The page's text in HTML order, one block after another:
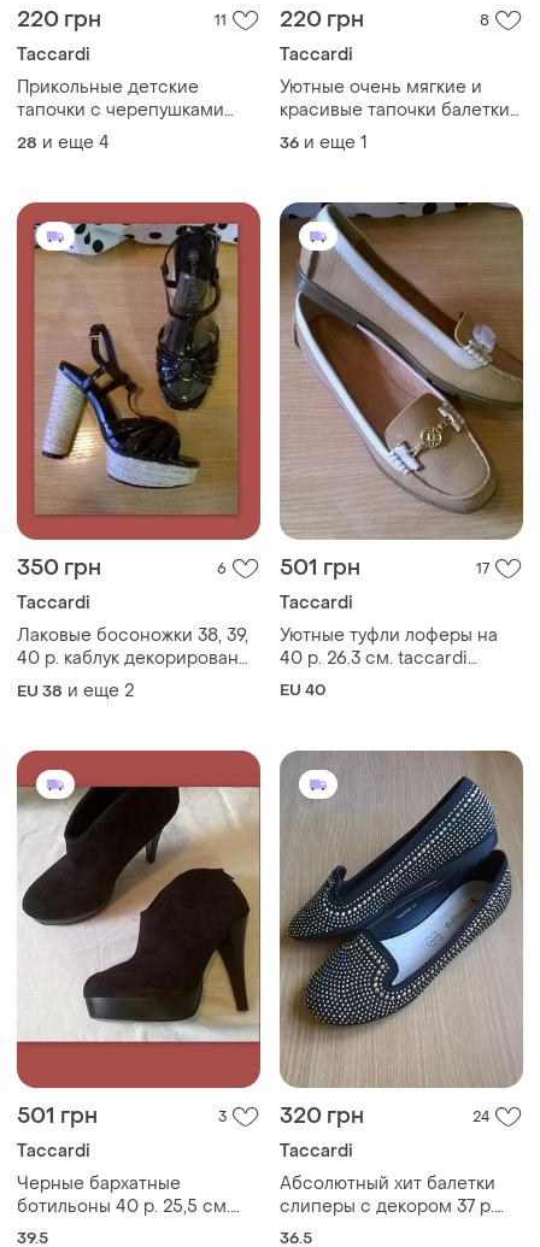
220 грн 11
Taccardi
Прикольные детские
тапочки с черепушками
t.taccardi
28 и еще 4
220 грн 8
Taccardi
Уютные очень мягкие и
красивые тапочки балетки
37 р.
36 и еще 1
350 грн 6
Taccardi
Лаковые босоножки 38, 39,
40 р. каблук декорирован
жгутом
EU 38 и еще 2
501 грн 17
Taccardi
Уютные туфли лоферы на
40 р. 26.3 см. taccardi
комфорт
EU 40
501 грн 3
Taccardi
Черные бархатные
ботильоны 40 р. 25,5 см.
внутри натуральная кожа
39.5
320 грн 24
Taccardi
Абсолютный хит балетки
слиперы с декором 37 р.
23,3 смкожаная стелька
36.5